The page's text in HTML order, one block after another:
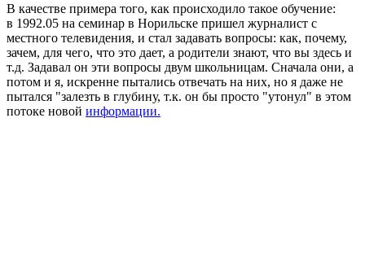
В качестве примера того, как происходило такое обучение:
в 1992.05 на семинар в Норильске пришел журналист с
местного телевидения, и стал задавать вопросы: как, почему,
зачем, для чего, что это дает, а родители знают, что вы здесь и
т.д. Задавал он эти вопросы двум школьницам. Сначала они, а
потом и я, искренне пытались отвечать на них, но я даже не
пытался "залезть в глубину, т.к. он бы просто "утонул" в этом
потоке новой информации.